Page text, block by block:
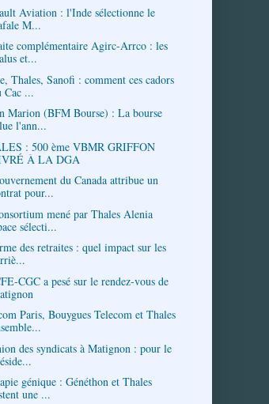
Aviation : l'Inde sélectionne le
M...
complémentaire Agirc-Arrco : les
et...
Thales, Sanofi : comment ces cadors
Cac ...
Marion (BFM Bourse) : La bourse
l'ann...
: 500 ème VBMR GRIFFON
À LA DGA
du Canada attribue un
pour...
mené par Thales Alenia
sélecti...
des retraites : quel impact sur les
CGC a pesé sur le rendez-vous de
Paris, Bouygues Telecom et Thales
des syndicats à Matignon : pour le
génique : Généthon et Thales
une ...